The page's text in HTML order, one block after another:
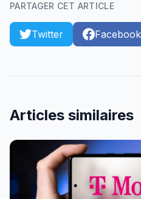
PARTAGER CET ARTICLE
Twitter Facebook
Articles similaires